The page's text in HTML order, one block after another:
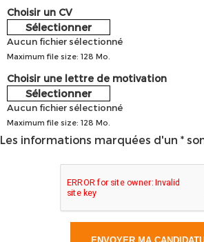
Choisir un CV
Sélectionner
Aucun fichier sélectionné
Maximum file size: 128 Mo.
Choisir une lettre de motivation
Sélectionner
Aucun fichier sélectionné
Maximum file size: 128 Mo.
Les informations marquées d'un *